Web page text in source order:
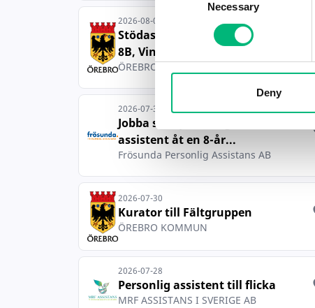
Necessary
Deny
2026-08-03
Stödassistent till Skolgatan
8B, Vintros...
ÖREBRO KOMMUN
2026-07-31
Jobba som personlig
assistent åt en 8-år...
Frösunda Personlig Assistans AB
2026-07-30
Kurator till Fältgruppen
ÖREBRO KOMMUN
2026-07-28
Personlig assistent till flicka
MRF ASSISTANS I SVERIGE AB